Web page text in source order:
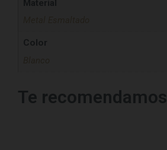
Color
Te recomendamos